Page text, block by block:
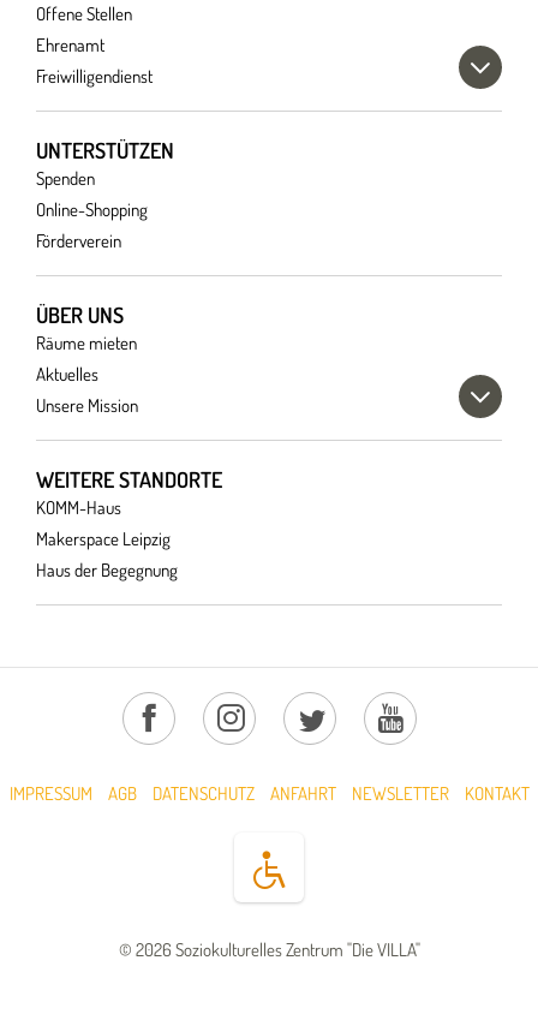
Offene Stellen
Ehrenamt
Freiwilligendienst
UNTERSTÜTZEN
Spenden
Online-Shopping
Förderverein
ÜBER UNS
Räume mieten
Aktuelles
Unsere Mission
WEITERE STANDORTE
KOMM-Haus
Makerspace Leipzig
Haus der Begegnung
© 2026 Soziokulturelles Zentrum "Die VILLA"
IMPRESSUM AGB DATENSCHUTZ ANFAHRT NEWSLETTER KONTAKT